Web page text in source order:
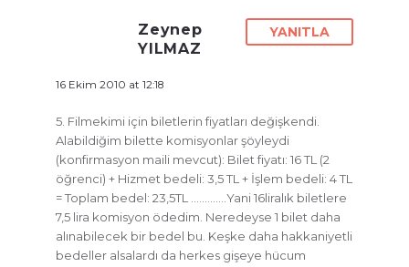
Zeynep
YILMAZ
16 Ekim 2010 at 12:18
YANITLA
5. Filmekimi için biletlerin fiyatları değişkendi.
Alabildiğim bilette komisyonlar şöyleydi
(konfirmasyon maili mevcut): Bilet fiyatı: 16 TL (2
öğrenci) + Hizmet bedeli: 3,5 TL + İşlem bedeli: 4 TL
= Toplam bedel: 23,5TL ………….Yani 16liralık biletlere
7,5 lira komisyon ödedim. Neredeyse 1 bilet daha
alınabilecek bir bedel bu. Keşke daha hakkaniyetli
bedeller alsalardı da herkes gişeye hücum